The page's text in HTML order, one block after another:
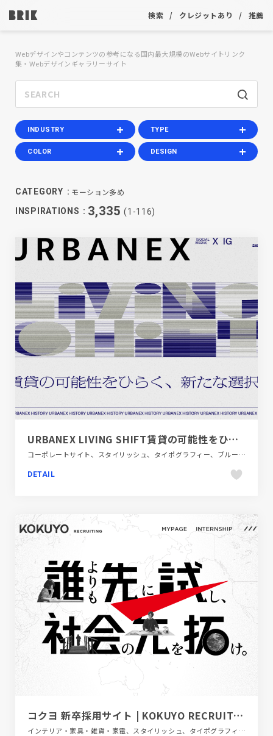
検索 クレジットあり 推薦
Webデザインやコンテンツの参考になる国内最大規模のWebサイトリンク
集・Webデザインギャラリーサイト
INDUSTRY TYPE
COLOR DESIGN
CATEGORY モーション多め
INSPIRATIONS 3,335 (1-116)
URBANEX LIVING SHIFT賃貸の可能性をひらく、新たな選択。｜大阪ガス都市開発株式会社
コーポレートサイト、スタイリッシュ、タイポグラフィー、ブルー系、モーション多め、建設・住宅・不動産
DETAIL
コクヨ 新卒採用サイト | KOKUYO RECRUITING
インテリア・家具・雑貨・家電、スタイリッシュ、タイポグラフィー、ブラック系 、ホワイト系、モーション多め、レッド系、新卒・中途採用サイト